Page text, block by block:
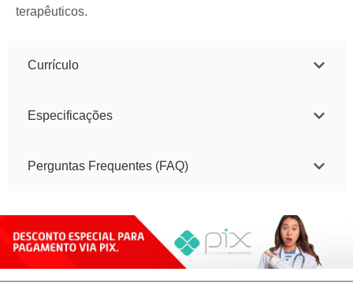
Currículo
Especificações
Perguntas Frequentes (FAQ)
terapêuticos.